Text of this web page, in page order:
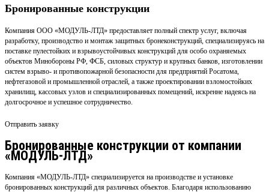
Бронированные конструкции
Компания ООО «МОДУЛЬ-ЛТД» предоставляет полный спектр услуг, включая
разработку, производство и монтаж защитных бронеконструкций, специализируясь на
поставке пулестойких и взрывоустойчивых конструкций для особо охраняемых
объектов Минобороны РФ, ФСБ, силовых структур и крупных банков, изготовлении
систем взрыво- и противопожарной безопасности для предприятий Росатома,
нефтегазовой и промышленной отраслей, а также проектировании взломостойких
хранилищ, кассовых узлов и специализированных помещений, искренне надеясь на
долгосрочное и успешное сотрудничество.
Отправить заявку
Бронированные конструкции от компании
«МОДУЛЬ-ЛТД»
Компания «МОДУЛЬ-ЛТД» специализируется на производстве и установке
бронированных конструкций для различных объектов. Благодаря использованию